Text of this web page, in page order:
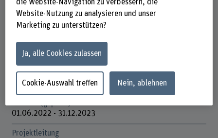
Institut(e)
Institute of Design Research
Forschungseinheit(en)
Environmental Communication Design
Förderorganisation
Andere
01.06.2022 - 31.12.2023
Projektleitung
die Website-Navigation zu verbessern, die
Website-Nutzung zu analysieren und unser
Marketing zu unterstützen?
Ja, alle Cookies zulassen
Cookie-Auswahl treffen Nein, ablehnen